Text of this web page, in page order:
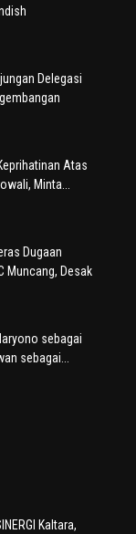
Delegasi
Atas
Minta...
Dugaan
Muncang, Desak
sebagai
sebagai...
Kaltara,